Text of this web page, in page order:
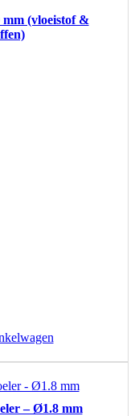
(vloeistof &
– Ø1.8 mm